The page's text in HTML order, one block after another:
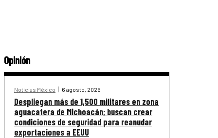
Opinión
Noticias México 6 agosto, 2026
Despliegan más de 1,500 militares en zona
aguacatera de Michoacán; buscan crear
condiciones de seguridad para reanudar
exportaciones a EEUU